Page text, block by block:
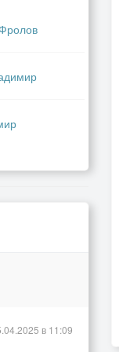
в 11:09